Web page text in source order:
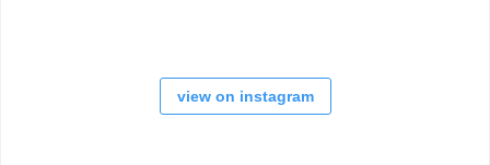
view on instagram